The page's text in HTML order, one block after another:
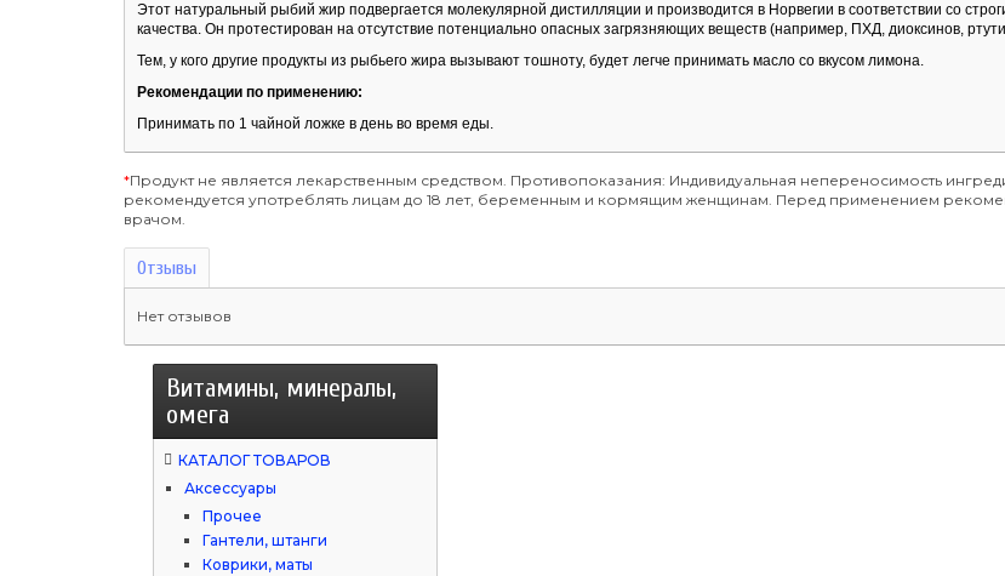
Этот натуральный рыбий жир подвергается молекулярной дистилляции и производится в Норвегии в соответствии со
качества. Он протестирован на отсутствие потенциально опасных загрязняющих веществ (например, ПХД, диоксинов,
Тем, у кого другие продукты из рыбьего жира вызывают тошноту, будет легче принимать масло со вкусом лимона.
Рекомендации по применению:
Принимать по 1 чайной ложке в день во время еды.
*Продукт не является лекарственным средством. Противопоказания: Индивидуальная непереносимость
рекомендуется употреблять лицам до 18 лет, беременным и кормящим женщинам. Перед применением
врачом.
Отзывы
Нет отзывов
Витамины, минералы,
омега
КАТАЛОГ ТОВАРОВ
Аксессуары
Прочее
Гантели, штанги
Коврики, маты